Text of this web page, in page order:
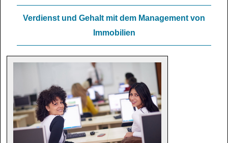
Verdienst und Gehalt mit dem Management von
Immobilien